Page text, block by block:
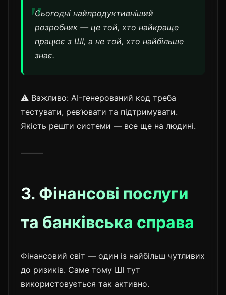
Сьогодні найпродуктивніший
розробник — це той, хто найкраще
працює з ШІ, а не той, хто найбільше
знає.
⚠️ Важливо: AI-генерований код треба
тестувати, рев’ювати та підтримувати.
Якість решти системи — все ще на людині.
⸻
3. Фінансові послуги
та банківська справа
Фінансовий світ — один із найбільш чутливих
до ризиків. Саме тому ШІ тут
використовується так активно.